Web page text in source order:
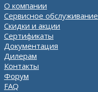
О компании
Сервисное обслуживание
Скидки и акции
Сертификаты
Документация
Дилерам
Контакты
Форум
FAQ